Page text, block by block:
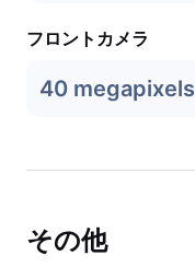
フロントカメラ
40 megapixels
その他